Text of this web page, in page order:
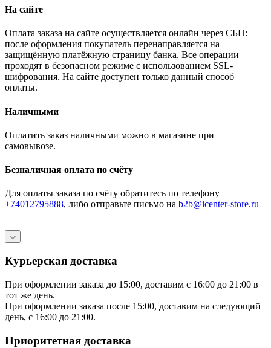
На сайте
Оплата заказа на сайте осуществляется онлайн через СБП:
после оформления покупатель перенаправляется на
защищённую платёжную страницу банка. Все операции
проходят в безопасном режиме с использованием SSL-
шифрования. На сайте доступен только данный способ
оплаты.
Наличными
Оплатить заказ наличными можно в магазине при
самовывозе.
Безналичная оплата по счёту
Для оплаты заказа по счёту обратитесь по телефону
+74012795888, либо отправьте письмо на b2b@icenter-store.ru
Курьерская доставка
При оформлении заказа до 15:00, доставим с 16:00 до 21:00 в
тот же день.
При оформлении заказа после 15:00, доставим на следующий
день, с 16:00 до 21:00.
Приоритетная доставка